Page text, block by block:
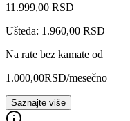
11.999,00 RSD
Ušteda: 1.960,00 RSD
Na rate bez kamate od
1.000,00RSD/mesečno
Saznajte više